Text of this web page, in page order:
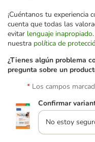
¡Cuéntanos tu experiencia
cuenta que todas las
evitar lenguaje inapropiado
nuestra política de
¿Tienes algún problema
pregunta sobre un
Los campos
Confirmar
No estoy